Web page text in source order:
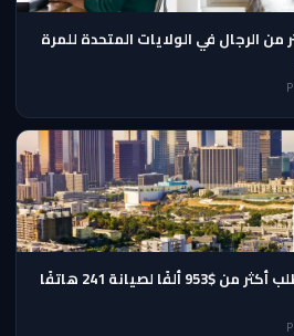
الرجال في الولايات المتحدة للمرة
مقاطعة لوس أنجلوس تطلب أكثر من $953 ألفًا لصيانة 241 هاتفًا